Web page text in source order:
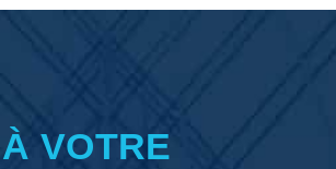
VOTRE